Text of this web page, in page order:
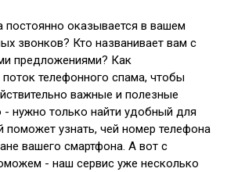
постоянно оказывается в вашем
звонков? Кто названивает вам с
предложениями? Как
поток телефонного спама, чтобы
важные и полезные
- нужно только найти удобный для
поможет узнать, чей номер телефона
вашего смартфона. А вот с
- наш сервис уже несколько